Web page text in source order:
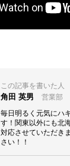
この記事を書いた人
角田 英男 営業部
毎日明るく元気にハ
す！関東以外にも北
対応させていただき
さい！！